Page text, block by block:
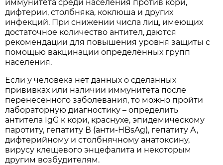
иммунитета среди населения против кори,
дифтерии, столбняка, коклюша и других
инфекций. При снижении числа лиц, имеющих
достаточное количество антител, даются
рекомендации для повышения уровня защиты с
помощью вакцинации определённых групп
населения.
Если у человека нет данных о сделанных
прививках или наличии иммунитета после
перенесённого заболевания, то можно пройти
лабораторную диагностику – определить
антитела IgG к кори, краснухе, эпидемическому
паротиту, гепатиту В (анти-HBsAg), гепатиту А,
дифтерийному и столбнячному анатоксину,
вирусу клещевого энцефалита и некоторым
другим возбудителям.